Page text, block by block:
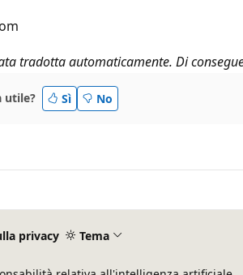
tradotta automaticamente. Di
utile? Sì No
privacy Tema